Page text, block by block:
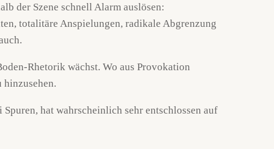
der Szene schnell Alarm auslösen:
totalitäre Anspielungen, radikale Abgrenzung
Rhetorik wächst. Wo aus Provokation
hinzusehen.
hat wahrscheinlich sehr entschlossen auf